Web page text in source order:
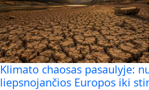
Klimato chaosas pasaulyje:
liepsnojančios Europos iki